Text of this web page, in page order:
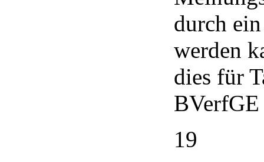
durch
werden
dies für
19